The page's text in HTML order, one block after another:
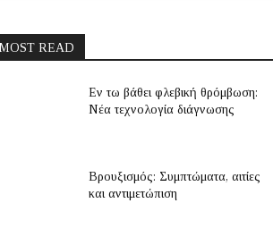
READ
Εν τω βάθει φλεβική θρόμβωση:
Νέα τεχνολογία διάγνωσης
Βρουξισμός: Συμπτώματα, αιτίες
και αντιμετώπιση